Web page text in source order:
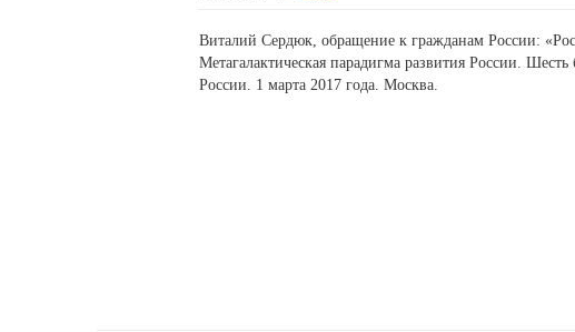
Виталий Сердюк, обращение к гражданам России:
Метагалактическая парадигма развития России. Шесть
России. 1 марта 2017 года. Москва.